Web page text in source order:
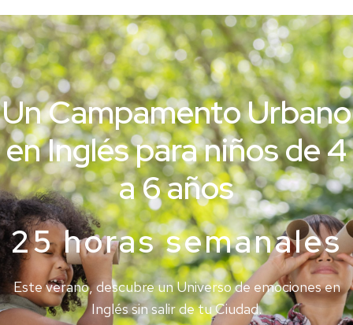
Un Campamento Urbano
en Inglés para niños de 4
a 6 años
25 horas semanales
Este verano, descubre un Universo de emociones en
Inglés sin salir de tu Ciudad.